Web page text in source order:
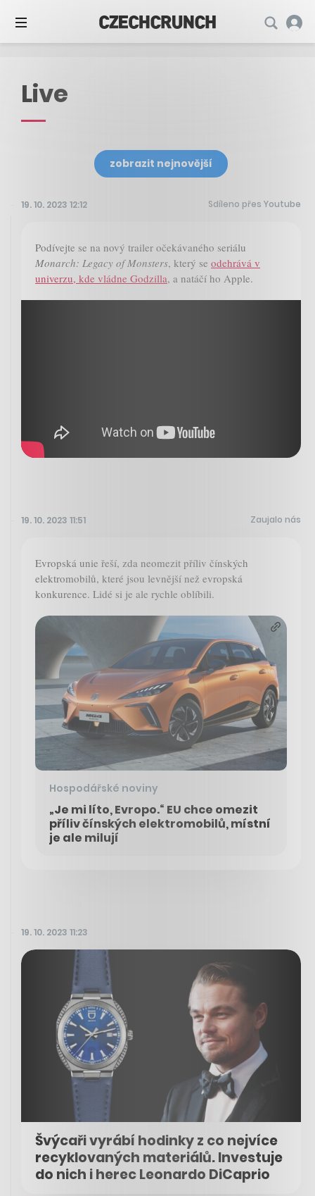
Live
zobrazit nejnovější
19. 10. 2023 12:12 Sdíleno přes Youtube
Podívejte se na nový trailer očekávaného seriálu
Monarch: Legacy of Monsters, který se odehrává v
univerzu, kde vládne Godzilla, a natáčí ho Apple.
19. 10. 2023 11:51 Zaujalo nás
Evropská unie řeší, zda neomezit příliv čínských
elektromobilů, které jsou levnější než evropská
konkurence. Lidé si je ale rychle oblíbili.
Hospodářské noviny
„Je mi líto, Evropo.“ EU chce omezit
příliv čínských elektromobilů, místní
je ale milují
19. 10. 2023 11:23
Švýcaři vyrábí hodinky z co nejvíce
recyklovaných materiálů. Investuje
do nich i herec Leonardo DiCaprio